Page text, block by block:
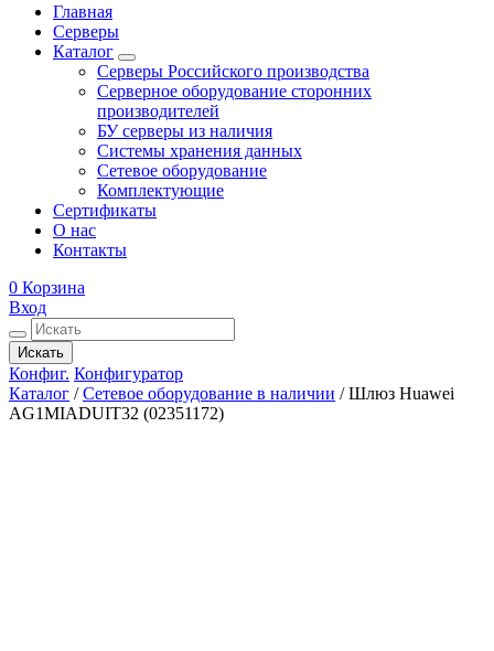
Главная
Серверы
Каталог
Серверы Российского производства
Серверное оборудование сторонних
производителей
БУ серверы из наличия
Системы хранения данных
Сетевое оборудование
Комплектующие
Сертификаты
О нас
Контакты
0 Корзина
Вход
Искать
Конфиг. Конфигуратор
Каталог /Сетевое оборудование в наличии /Шлюз Huawei
AG1MIADUIT32 (02351172)